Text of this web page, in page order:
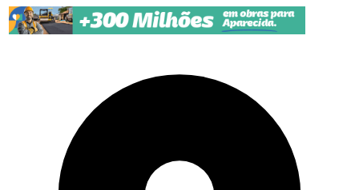
Pular para o conteúdo